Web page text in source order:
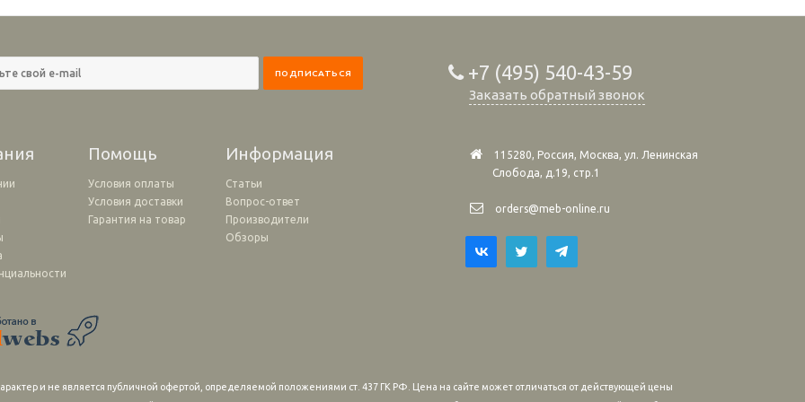
+7 (495) 540-43-59
Заказать обратный звонок
Помощь Информация
Условия оплаты
Условия доставки
Гарантия на товар
Статьи
Вопрос-ответ
Производители
Обзоры
115280, Россия, Москва, ул. Ленинская
Слобода, д.19, стр.1
orders@meb-online.ru
и не является публичной офертой, определяемой положениями ст. 437 ГК РФ. Цена на сайте может отличаться от действующей цены